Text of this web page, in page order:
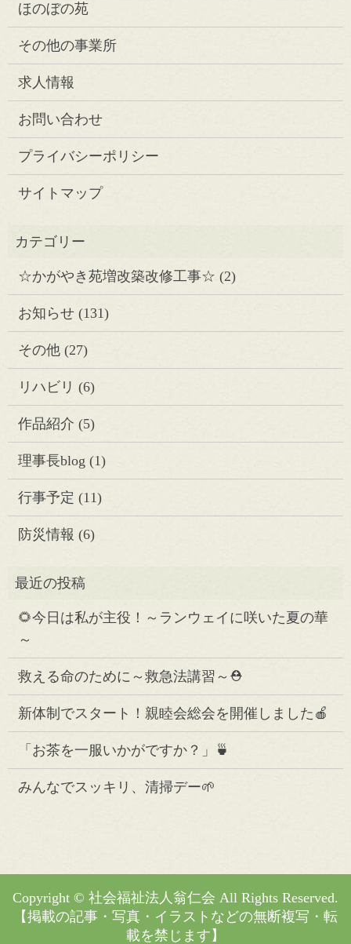
ほのぼの苑
その他の事業所
求人情報
お問い合わせ
プライバシーポリシー
サイトマップ
☆かがやき苑増改築改修工事☆ (2)
お知らせ(131)
その他(27)
リハビリ (6)
作品紹介 (5)
理事長blog (1)
行事予定 (11)
防災情報 (6)
🌻今日は私が主役！～ランウェイに咲いた夏の華
～
救える命のために～救急法講習～⛑️
新体制でスタート！親睦会総会を開催しました🍎
「お茶を一服いかがですか？」🍵
みんなでスッキリ、清掃デー🌱
Copyright © 社会福祉法人翁仁会 All Rights Reserved.
【掲載の記事・写真・イラストなどの無断複写・転
載を禁じます】